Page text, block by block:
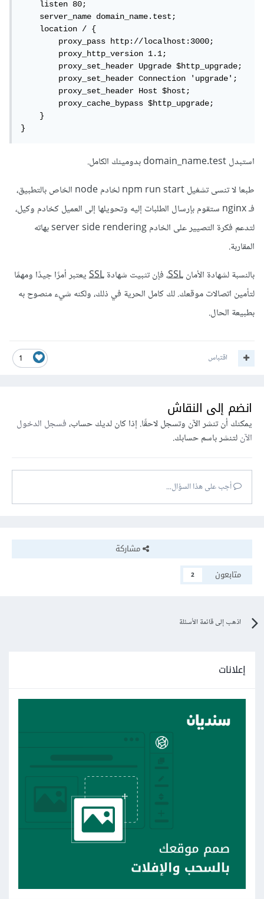
    listen 80;
    server_name domain_name.test;
    location / {
        proxy_pass http://localhost:3000;
        proxy_http_version 1.1;
        proxy_set_header Upgrade $http_upgrade;
        proxy_set_header Connection 'upgrade';
        proxy_set_header Host $host;
        proxy_cache_bypass $http_upgrade;
    }
}
استبدل domain_name.test بدومينك الكامل.
طبعا لا تنسى تشغيل npm run start لخادم node الخاص بالتطبيق،
فـ nginx ستقوم بإرسال الطلبات إليه وتحويلها إلى العميل كخادم وكيل،
لتدعم فكرة التصيير على الخادم server side rendering بهاته
المقاربة.
بالنسبة لشهادة الأمانSSL، فإن تثبيت شهادةSSLيعتبر أمرًا جيدًا ومهمًا
لتأمين اتصالات موقعك. لك كامل الحرية في ذلك، ولكنه شيء منصوح به
بطبيعة الحال.
1 اقتباس
انضم إلى النقاش
يمكنك أن تنشر الآن وتسجل لاحقًا. إذا كان لديك حساب،فسجل الدخول
الآنلتنشر باسم حسابك.
أجب على هذا السؤال...
مشاركة
متابعون
2
اذهب إلى قائمة الأسئلة
إعلانات